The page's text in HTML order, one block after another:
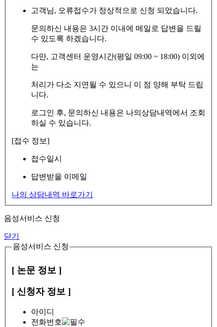
고객님, 오류접수가 정상적으로 신청 되었습니다.
문의하신 내용은 3시간 이내에 메일로 답변을 드릴
수 있도록 하겠습니다.
다만, 고객센터 운영시간(평일 09:00 ~ 18:00) 이외에
는
처리가 다소 지연될 수 있으니 이 점 양해 부탁 드립
니다.
로그인 후, 문의하신 내용은 나의상담내역에서 조회
하실 수 있습니다.
[접수 정보]
접수일시
답변받을 이메일
나의 상담내역 바로가기
음성서비스 신청
닫기
음성서비스 신청
[ 논문 정보 ]
[ 신청자 정보 ]
아이디
전화번호